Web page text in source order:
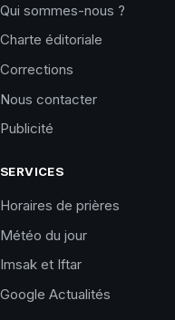
Qui sommes-nous ?
Charte éditoriale
Corrections
Nous contacter
Publicité
SERVICES
Horaires de prières
Météo du jour
Imsak et Iftar
Google Actualités